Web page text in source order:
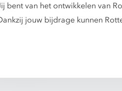
bent van het ontwikkelen van
jouw bijdrage kunnen